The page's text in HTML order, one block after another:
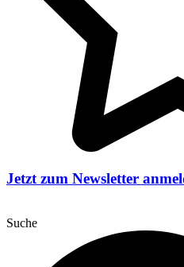
Jetzt zum Newsletter
Suche